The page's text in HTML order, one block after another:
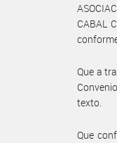
CABAL
Que a
texto.
Que